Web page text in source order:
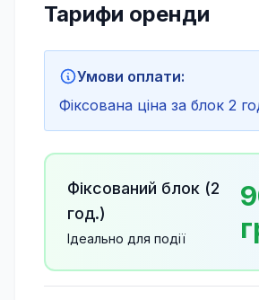
Тарифи оренди
Умови оплати:
Фіксована ціна за блок 2
Фіксований блок (2
год.)
Ідеально для події